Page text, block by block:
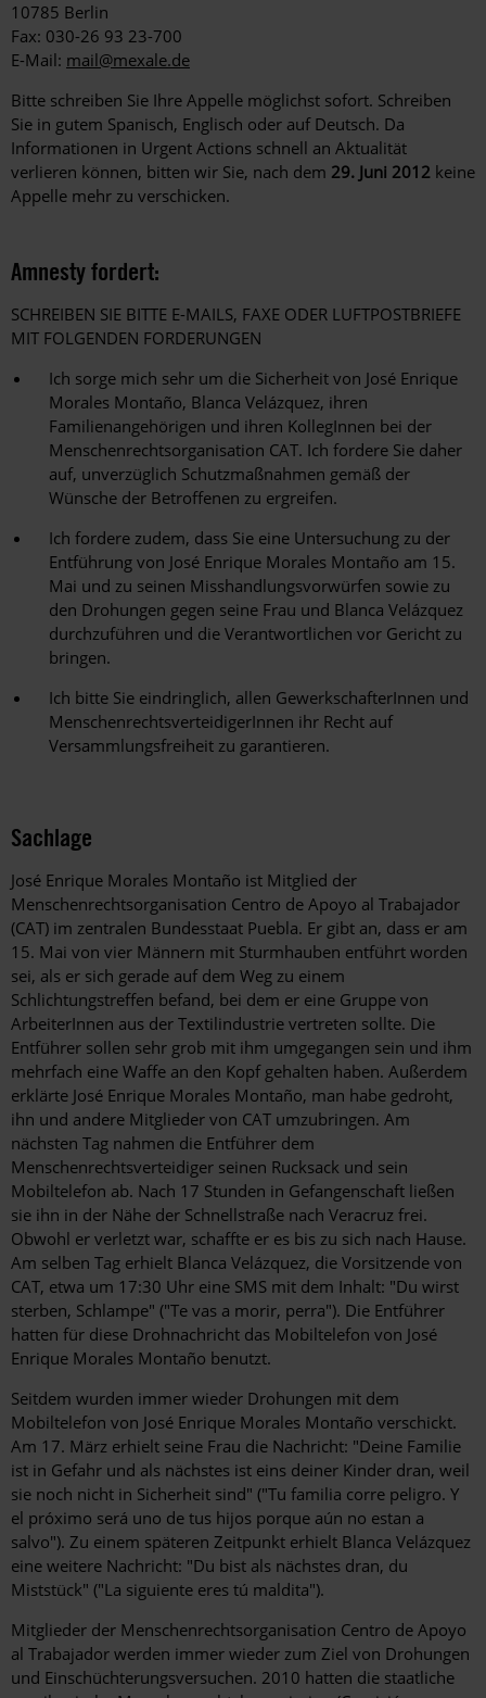
10785 Berlin
Fax: 030-26 93 23-700
E-Mail: mail@mexale.de
Bitte schreiben Sie Ihre Appelle möglichst sofort. Schreiben
Sie in gutem Spanisch, Englisch oder auf Deutsch. Da
Informationen in Urgent Actions schnell an Aktualität
verlieren können, bitten wir Sie, nach dem 29. Juni 2012 keine
Appelle mehr zu verschicken.
Amnesty fordert:
SCHREIBEN SIE BITTE E-MAILS, FAXE ODER LUFTPOSTBRIEFE
MIT FOLGENDEN FORDERUNGEN
Ich sorge mich sehr um die Sicherheit von José Enrique
Morales Montaño, Blanca Velázquez, ihren
Familienangehörigen und ihren KollegInnen bei der
Menschenrechtsorganisation CAT. Ich fordere Sie daher
auf, unverzüglich Schutzmaßnahmen gemäß der
Wünsche der Betroffenen zu ergreifen.
Ich fordere zudem, dass Sie eine Untersuchung zu der
Entführung von José Enrique Morales Montaño am 15.
Mai und zu seinen Misshandlungsvorwürfen sowie zu
den Drohungen gegen seine Frau und Blanca Velázquez
durchzuführen und die Verantwortlichen vor Gericht zu
bringen.
Ich bitte Sie eindringlich, allen GewerkschafterInnen und
MenschenrechtsverteidigerInnen ihr Recht auf
Versammlungsfreiheit zu garantieren.
Sachlage
José Enrique Morales Montaño ist Mitglied der
Menschenrechtsorganisation Centro de Apoyo al Trabajador
(CAT) im zentralen Bundesstaat Puebla. Er gibt an, dass er am
15. Mai von vier Männern mit Sturmhauben entführt worden
sei, als er sich gerade auf dem Weg zu einem
Schlichtungstreffen befand, bei dem er eine Gruppe von
ArbeiterInnen aus der Textilindustrie vertreten sollte. Die
Entführer sollen sehr grob mit ihm umgegangen sein und ihm
mehrfach eine Waffe an den Kopf gehalten haben. Außerdem
erklärte José Enrique Morales Montaño, man habe gedroht,
ihn und andere Mitglieder von CAT umzubringen. Am
nächsten Tag nahmen die Entführer dem
Menschenrechtsverteidiger seinen Rucksack und sein
Mobiltelefon ab. Nach 17 Stunden in Gefangenschaft ließen
sie ihn in der Nähe der Schnellstraße nach Veracruz frei.
Obwohl er verletzt war, schaffte er es bis zu sich nach Hause.
Am selben Tag erhielt Blanca Velázquez, die Vorsitzende von
CAT, etwa um 17:30 Uhr eine SMS mit dem Inhalt: "Du wirst
sterben, Schlampe" ("Te vas a morir, perra"). Die Entführer
hatten für diese Drohnachricht das Mobiltelefon von José
Enrique Morales Montaño benutzt.
Seitdem wurden immer wieder Drohungen mit dem
Mobiltelefon von José Enrique Morales Montaño verschickt.
Am 17. März erhielt seine Frau die Nachricht: "Deine Familie
ist in Gefahr und als nächstes ist eins deiner Kinder dran, weil
sie noch nicht in Sicherheit sind" ("Tu familia corre peligro. Y
el próximo será uno de tus hijos porque aún no estan a
salvo"). Zu einem späteren Zeitpunkt erhielt Blanca Velázquez
eine weitere Nachricht: "Du bist als nächstes dran, du
Miststück" ("La siguiente eres tú maldita").
Mitglieder der Menschenrechtsorganisation Centro de Apoyo
al Trabajador werden immer wieder zum Ziel von Drohungen
und Einschüchterungsversuchen. 2010 hatten die staatliche